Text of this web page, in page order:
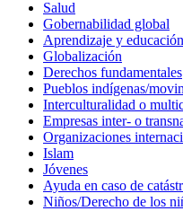
Salud
Gobernabilidad global
Aprendizaje y
Globalización
Derechos fundamentales
Pueblos indígenas/
Interculturalidad o
Empresas inter- o
Organizaciones
Islam
Jóvenes
Ayuda en caso de
Niños/Derecho de los